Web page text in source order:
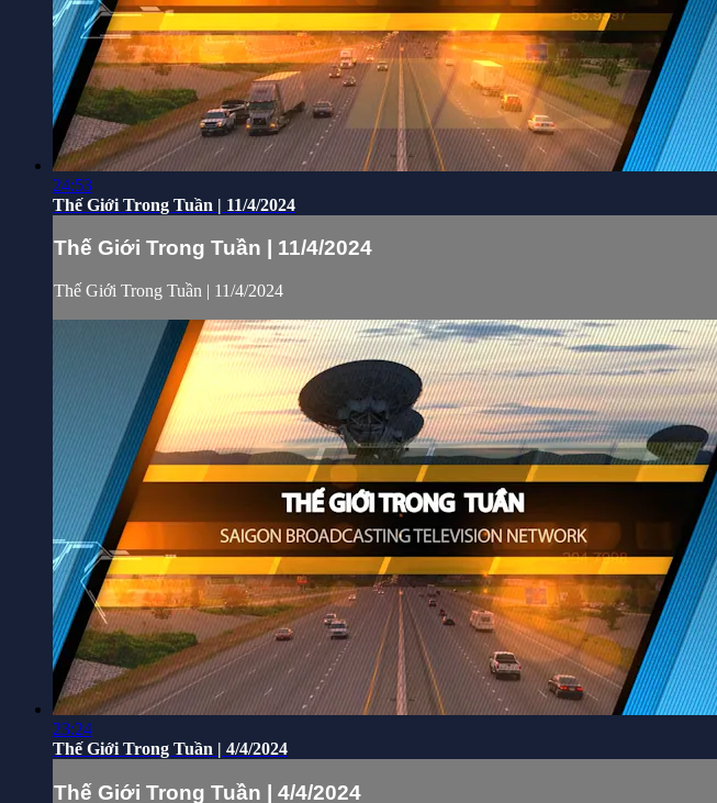
24:53
Thế Giới Trong Tuần | 11/4/2024
Thế Giới Trong Tuần | 11/4/2024
Thế Giới Trong Tuần | 11/4/2024
23:24
Thế Giới Trong Tuần | 4/4/2024
Thế Giới Trong Tuần | 4/4/2024